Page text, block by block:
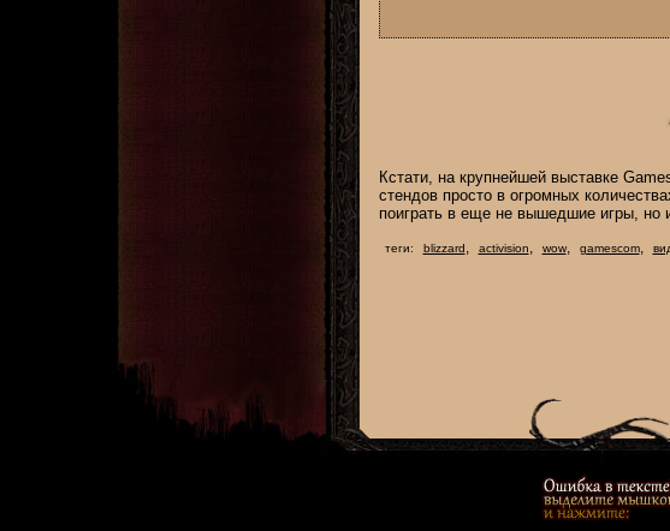
Кстати, на крупнейшей выставке
стендов просто в огромных
поиграть в еще не вышедшие игры, но
теги: blizzard, activision, wow, gamescom,